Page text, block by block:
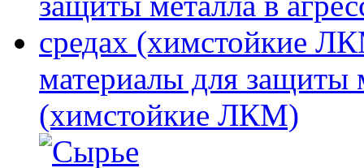
материалы для защиты
(химстойкие ЛКМ)